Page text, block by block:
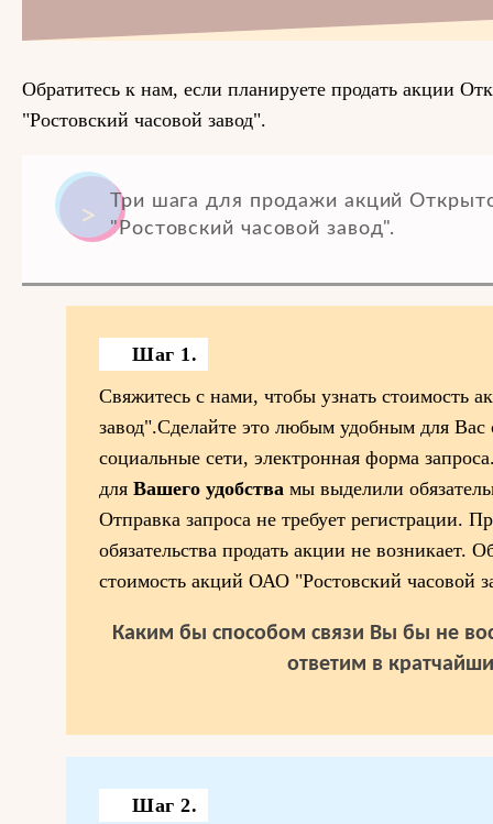
Обратитесь к нам, если планируете продать акции
"Ростовский часовой завод".
Три шага для продажи акций
"Ростовский часовой завод".
Шаг 1.
Свяжитесь с нами, чтобы узнать стоимость
завод".Сделайте это любым удобным для
социальные сети, электронная форма
для Вашего удобства мы выделили
Отправка запроса не требует регистрации.
обязательства продать акции не возникает.
стоимость акций ОАО "Ростовский часовой
Каким бы способом связи Вы бы не
ответим в
Шаг 2.